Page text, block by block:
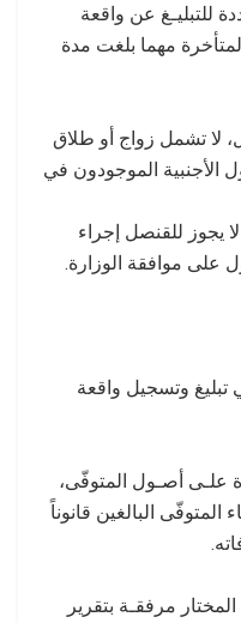
للتبليـغ عن واقعة
مهما بلغت مدة
لا تشمل زواج أو طلاق
الأجنبية الموجودون في
يجوز للقنصل إجراء
على موافقة الوزارة.
المادتين (14 و15) في تبليغ وتسجيل واقعة
علـى أصـول المتوفّى،
المتوفّى البالغين قانوناً
مرفقـة بتقرير